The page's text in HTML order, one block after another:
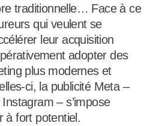
traditionnelle… Face à ce
qui veulent se
leur acquisition
adopter des
plus modernes et
ci, la publicité Meta –
– s’impose
à fort potentiel.